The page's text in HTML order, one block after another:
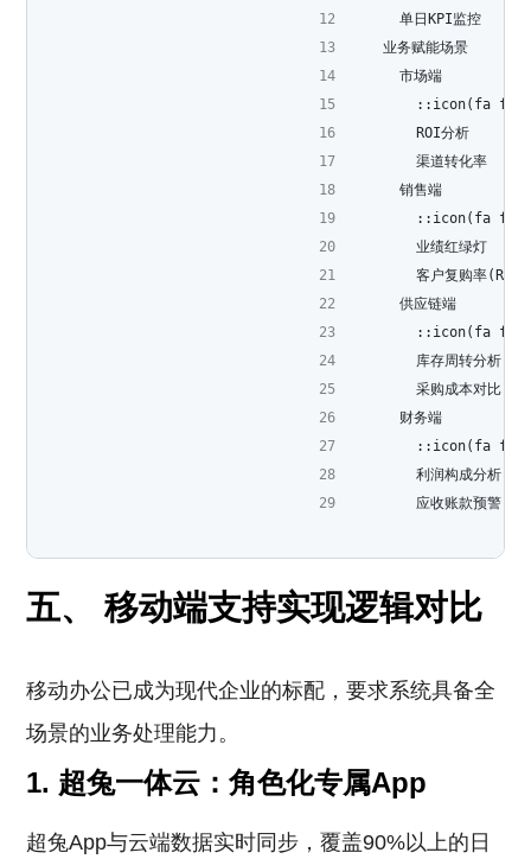
      单日KPI监控
    业务赋能场景
      市场端
::icon(fa fa-
        ROI分析
        渠道转化率
      销售端
::icon(fa fa-
        业绩红绿灯
        客户复购率(RFM)
      供应链端
::icon(fa fa-
        库存周转分析
        采购成本对比
      财务端
::icon(fa fa-
        利润构成分析
        应收账款预警
五、 移动端支持实现逻辑对比
移动办公已成为现代企业的标配，要求系统具备全
场景的业务处理能力。
1. 超兔一体云：角色化专属App
超兔App与云端数据实时同步，覆盖90%以上的日